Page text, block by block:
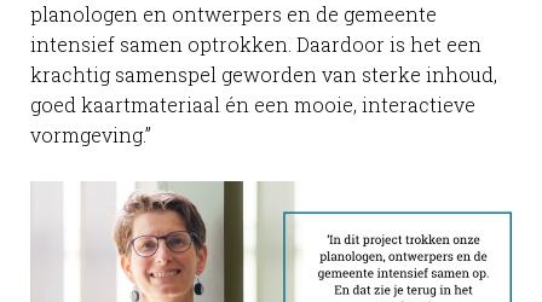
planologen en ontwerpers en de gemeente
intensief samen optrokken. Daardoor is het een
krachtig samenspel geworden van sterke inhoud,
goed kaartmateriaal én een mooie, interactieve
vormgeving.”